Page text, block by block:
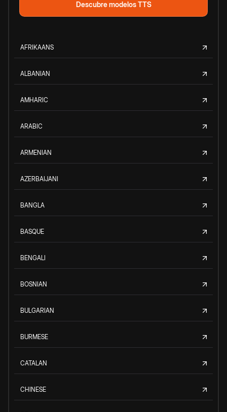
Descubre modelos TTS
AFRIKAANS
ALBANIAN
AMHARIC
ARABIC
ARMENIAN
AZERBAIJANI
BANGLA
BASQUE
BENGALI
BOSNIAN
BULGARIAN
BURMESE
CATALAN
CHINESE